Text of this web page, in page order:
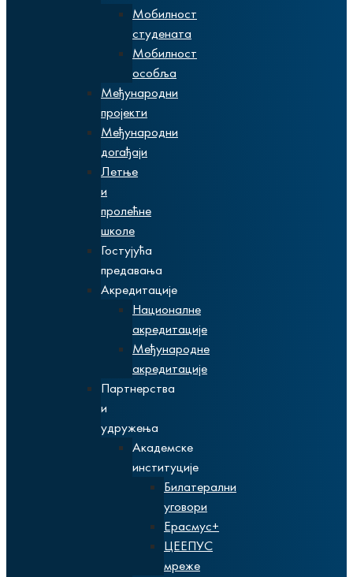
Мобилност
студената
Мобилност
особља
Међународни
пројекти
Међународни
догађаји
Летње
и
пролећне
школе
Гостујућа
предавања
Акредитације
Националне
акредитације
Међународне
акредитације
Партнерства
и
удружења
Академске
институције
Билатерални
уговори
Ерасмус+
ЦЕЕПУС
мреже